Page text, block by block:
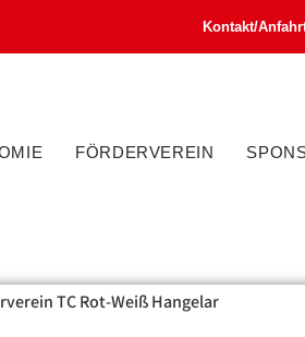
Kontakt/
FÖRDERVEREIN
TC Rot-Weiß Hangelar